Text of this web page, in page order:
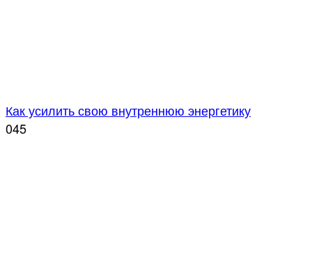
Как усилить свою внутреннюю энергетику
045